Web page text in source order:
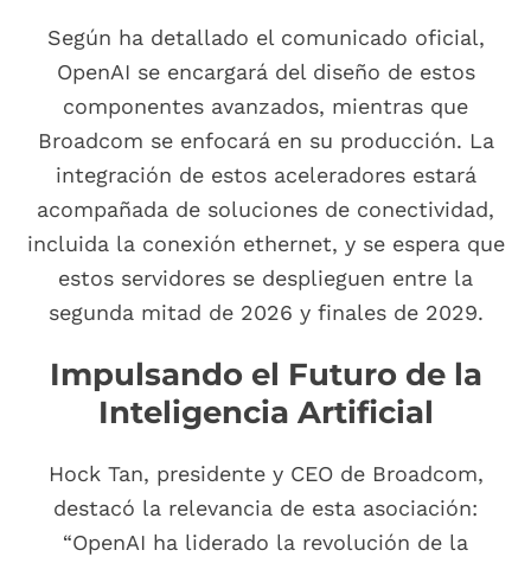
Según ha detallado el comunicado oficial,
OpenAI se encargará del diseño de estos
componentes avanzados, mientras que
Broadcom se enfocará en su producción. La
integración de estos aceleradores estará
acompañada de soluciones de conectividad,
incluida la conexión ethernet, y se espera que
estos servidores se desplieguen entre la
segunda mitad de 2026 y finales de 2029.
Impulsando el Futuro de la
Inteligencia Artificial
Hock Tan, presidente y CEO de Broadcom,
destacó la relevancia de esta asociación:
“OpenAI ha liderado la revolución de la